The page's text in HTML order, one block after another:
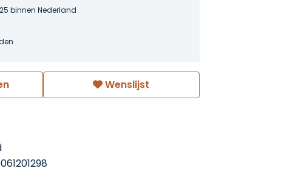
binnen Nederland
Wenslijst